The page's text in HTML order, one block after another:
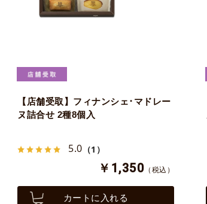
【店舗受取】フィナンシェ･マドレー
ヌ詰合せ 2種8個入
5.0 （1）
￥1,350 （税込）
カートに入れる